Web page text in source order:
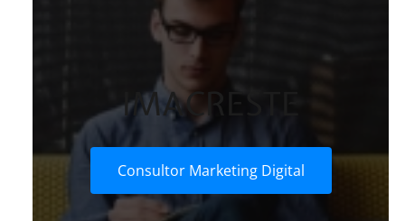
IMACRESTE
Consultor Marketing Digital